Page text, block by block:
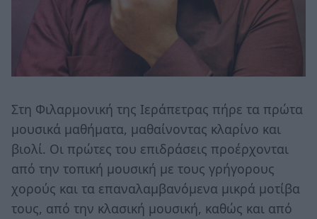
Στη Φιλαρμονική της Ιεράπετρας πήρε τα πρώτα
μουσικά μαθήματα, μαθαίνοντας κλαρίνο και
βιολί. Οι πρώτες του επιδράσεις προέρχονται
από την τοπική μουσική με τους γρήγορους
χορούς και τα επαναλαμβανόμενα μικρά μοτίβα
τους, από την κλασική μουσική, καθώς και από